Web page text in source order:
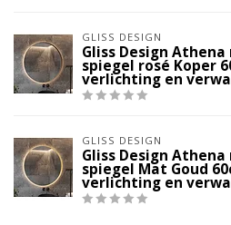
GLISS DESIGN
Gliss Design Athena
spiegel rosé Koper
verlichting en
GLISS DESIGN
Gliss Design Athena
spiegel Mat Goud
verlichting en